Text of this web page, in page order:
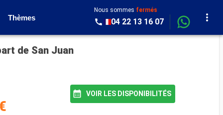
Thèmes
Nous sommes fermés
04 22 13 16 07
de San Juan
VOIR LES DISPONIBILITÉS